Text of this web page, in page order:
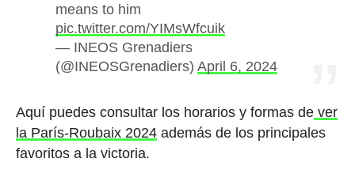
means to him
pic.twitter.com/YIMsWfcuik
— INEOS Grenadiers
(@INEOSGrenadiers) April 6, 2024
Aquí puedes consultar los horarios y formas dever
la París-Roubaix 2024además de los principales
favoritos a la victoria.